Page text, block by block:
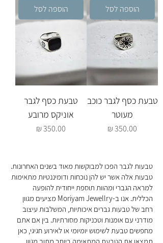
הוספה לסל
טבעת כסף לגבר כוכב
מעוטר
מחיר
הוספה לסל
טבעת כסף לגבר
אוניקס מרובע
מחיר
טבעות לגבר הפכו למבוקשות מאוד בשנים האחרונות.
טבעות אלה אשר יש להן נוכחות ודומיננטיות מתאימות
למראה הגברי ומהוות תוספת ייחודית להופעה
הכללית. אנו ב-Moriyam Jewellry מציעים מגוון
רחב של טבעות גברים איכותיות, המשלבות עיצוב
מודרני עם אומנות וטכניקות מסורתיות. בין אם אתם
מחפשים טבעת לשימוש יומיומי או לאירוע חגיגי, כאן